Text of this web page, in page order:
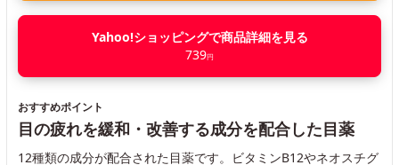
Yahoo!ショッピングで商品詳細を見る
739円
おすすめポイント
目の疲れを緩和・改善する成分を配合した目薬
12種類の成分が配合された目薬です。ビタミンB12やネオスチグ